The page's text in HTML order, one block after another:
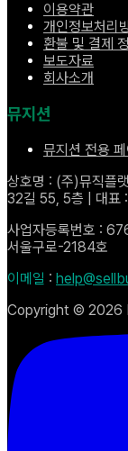
이용약관
개인정보처리
환불 및 결제
보도자료
회사소개
뮤지션
뮤지션 전용 페
상호명 : (주)뮤직플
32길 55, 5층 | 대표
사업자등록번호 :
서울구로-2184호
이메일 :
Copyright © 2026